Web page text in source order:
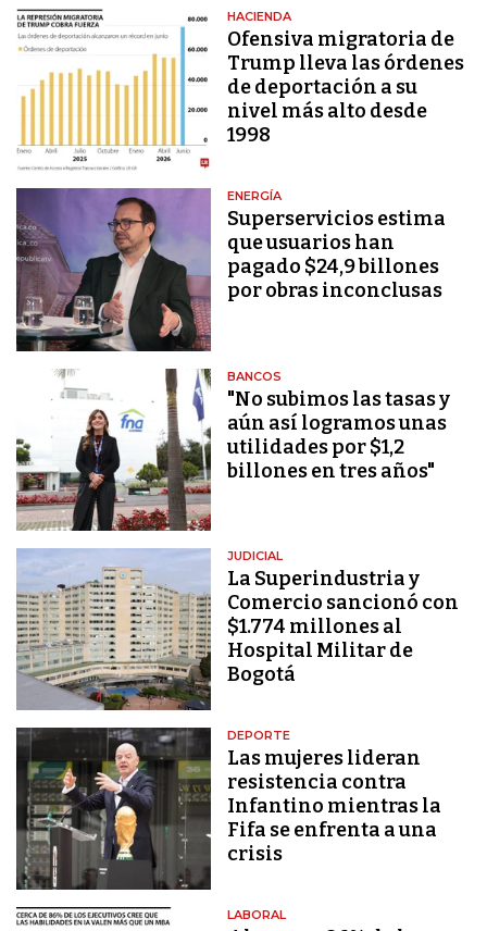
HACIENDA
Ofensiva migratoria de
Trump lleva las órdenes
de deportación a su
nivel más alto desde
1998
ENERGÍA
Superservicios estima
que usuarios han
pagado $24,9 billones
por obras inconclusas
BANCOS
"No subimos las tasas y
aún así logramos unas
utilidades por $1,2
billones en tres años"
JUDICIAL
La Superindustria y
Comercio sancionó con
$1.774 millones al
Hospital Militar de
Bogotá
DEPORTE
Las mujeres lideran
resistencia contra
Infantino mientras la
Fifa se enfrenta a una
crisis
LABORAL